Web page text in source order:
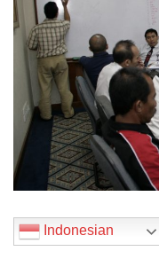
Indonesian